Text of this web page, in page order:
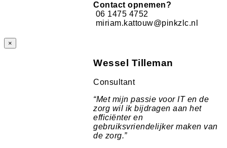
Contact opnemen?
06 1475 4752
miriam.kattouw@pinkzlc.nl
×
Wessel Tilleman
Consultant
“Met mijn passie voor IT en de
zorg wil ik bijdragen aan het
efficiënter en
gebruiksvriendelijker maken van
de zorg.”